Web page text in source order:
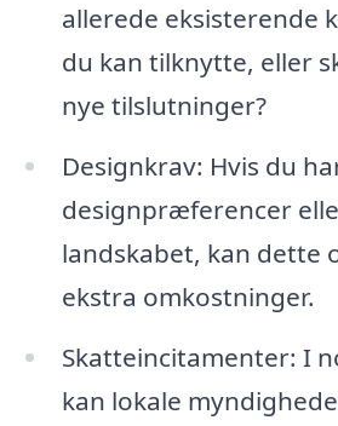
allerede eksisterende
du kan tilknytte, eller
nye tilslutninger?
Designkrav: Hvis du
designpræferencer
landskabet, kan dette
ekstra omkostninger.
Skatteincitamenter: I
kan lokale